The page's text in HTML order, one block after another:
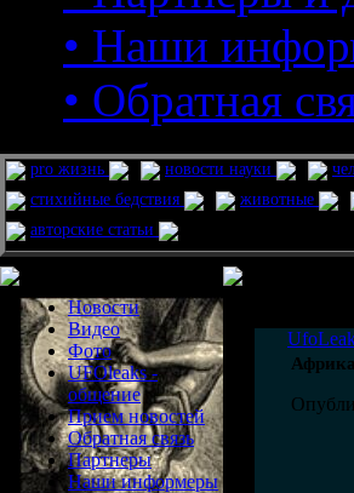
• Наши
• Обратная
pro жизнь новости науки
стихийные бедствия
животные
авторские статьи
Новости
Видео
Фото
UFOleaks -
общение
Прием новостей
Обратная связь
Партнеры
Наши информеры